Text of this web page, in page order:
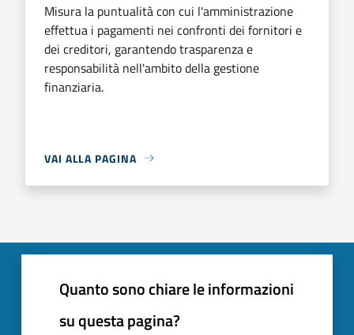
Misura la puntualità con cui l'amministrazione
effettua i pagamenti nei confronti dei fornitori e
dei creditori, garantendo trasparenza e
responsabilità nell'ambito della gestione
finanziaria.
VAI ALLA PAGINA
Quanto sono chiare le informazioni
su questa pagina?